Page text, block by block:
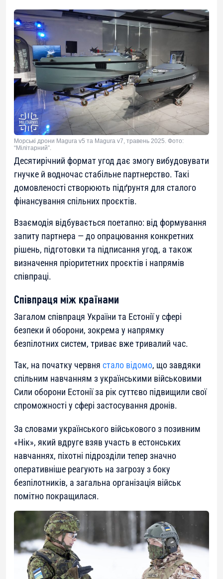
Морські дрони Magura v5 та Magura v7, травень 2025. Фото:
“Мілітарний”.
Десятирічний формат угод дає змогу вибудовувати
гнучке й водночас стабільне партнерство. Такі
домовленості створюють підґрунтя для сталого
фінансування спільних проєктів.
Взаємодія відбувається поетапно: від формування
запиту партнера — до опрацювання конкретних
рішень, підготовки та підписання угод, а також
визначення пріоритетних проєктів і напрямів
співпраці.
Співпраця між країнами
Загалом співпраця України та Естонії у сфері
безпеки й оборони, зокрема у напрямку
безпілотних систем, триває вже тривалий час.
Так, на початку червня стало відомо, що завдяки
спільним навчанням з українськими військовими
Сили оборони Естонії за рік суттєво підвищили свої
спроможності у сфері застосування дронів.
За словами українського військового з позивним
«Нік», який вдруге взяв участь в естонських
навчаннях, піхотні підрозділи тепер значно
оперативніше реагують на загрозу з боку
безпілотників, а загальна організація військ
помітно покращилася.